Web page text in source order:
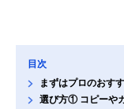
目次
まずはプロのおす
選び方① コピーや